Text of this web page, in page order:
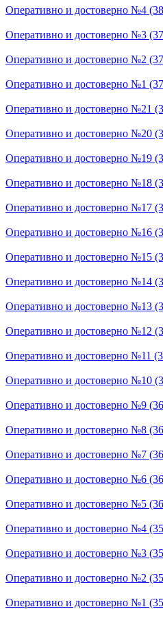
Оперативно и достоверно №4
Оперативно и достоверно №3
Оперативно и достоверно №2
Оперативно и достоверно №1
Оперативно и достоверно №21
Оперативно и достоверно №20
Оперативно и достоверно №19
Оперативно и достоверно №18
Оперативно и достоверно №17
Оперативно и достоверно №16
Оперативно и достоверно №15
Оперативно и достоверно №14
Оперативно и достоверно №13
Оперативно и достоверно №12
Оперативно и достоверно №11
Оперативно и достоверно №10
Оперативно и достоверно №9
Оперативно и достоверно №8
Оперативно и достоверно №7
Оперативно и достоверно №6
Оперативно и достоверно №5
Оперативно и достоверно №4
Оперативно и достоверно №3
Оперативно и достоверно №2
Оперативно и достоверно №1